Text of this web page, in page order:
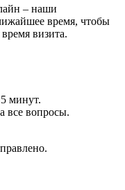
– наши
время, чтобы
визита.
минут.
все вопросы.